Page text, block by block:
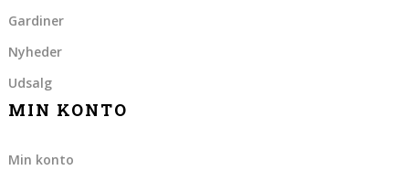
Gardiner
Nyheder
Udsalg
MIN KONTO
Min konto